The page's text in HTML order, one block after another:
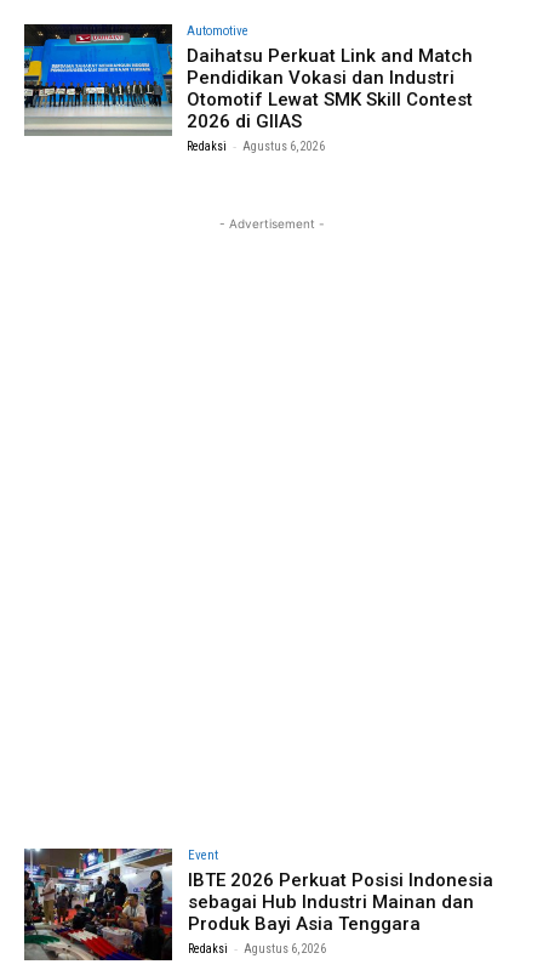
Automotive
Daihatsu Perkuat Link and Match
Pendidikan Vokasi dan Industri
Otomotif Lewat SMK Skill Contest
2026 di GIIAS
Redaksi - Agustus 6, 2026
- Advertisement -
Event
IBTE 2026 Perkuat Posisi Indonesia
sebagai Hub Industri Mainan dan
Produk Bayi Asia Tenggara
Redaksi - Agustus 6, 2026